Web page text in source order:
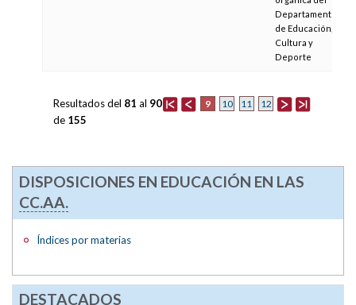
Departamento
de Educación,
Cultura y
Deporte
9 10 11 12
Resultados del 81 al 90
de 155
DISPOSICIONES EN EDUCACIÓN EN LAS
CC.AA.
Índices por materias
DESTACADOS